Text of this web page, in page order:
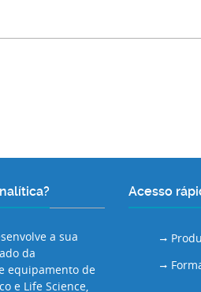
a sua
da
equipamento de
e Life Science,
Acesso